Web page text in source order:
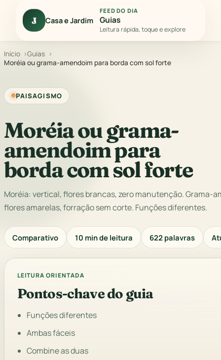
J Casa e Jardim
FEED DO DIA
Guias
Leitura rápida, toque e explore
Início
Guias
Moréia ou grama-amendoim para borda com sol forte
PAISAGISMO
Moréia ou grama-
amendoim para
borda com sol forte
Moréia: vertical, flores brancas, zero manutenção. Grama-
flores amarelas, forração sem corte. Funções diferentes.
Comparativo 10 min de leitura 622 palavras
LEITURA ORIENTADA
Pontos-chave do guia
Funções diferentes
Ambas fáceis
Combine as duas